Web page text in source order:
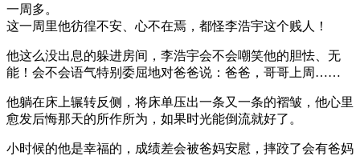
一周多。
这一周里他彷徨不安、心不在焉，都怪李浩宇这个贱人！
他这么没出息的躲进房间，李浩宇会不会嘲笑他的胆怯、无
能！会不会语气特别委屈地对爸爸说：爸爸，哥哥上周……
他躺在床上辗转反侧，将床单压出一条又一条的褶皱，他心里
愈发后悔那天的所作所为，如果时光能倒流就好了。
小时候的他是幸福的，成绩差会被爸妈安慰，摔跤了会有爸妈